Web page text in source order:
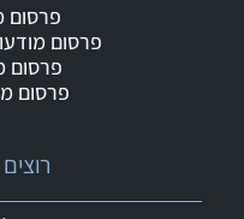
פרסום
פרסום
פרסום
פרסום